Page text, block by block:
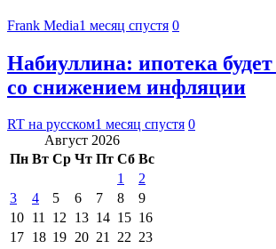
Frank Media1 месяц спустя 0
Набиуллина: ипотека будет
со снижением инфляции
RT на русском1 месяц спустя 0
Август 2026
Пн Вт Ср Чт Пт Сб Вс
1
2
3
4 5 6 7 8
9
10 11 12 13 14 15 16
17 18 19 20 21 22 23